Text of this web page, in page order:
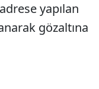
yapılan
gözaltına